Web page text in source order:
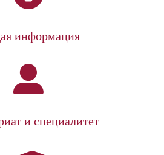
информация
и специалитет